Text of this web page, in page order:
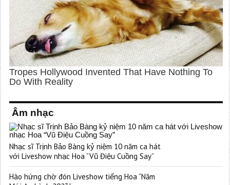
Âm nhạc
Nhạc sĩ Trịnh Bảo Bàng kỷ niệm 10 năm ca hát
với Liveshow nhạc Hoa “Vũ Điệu Cuồng Say”
Hào hứng chờ đón Liveshow tiếng Hoa “Năm